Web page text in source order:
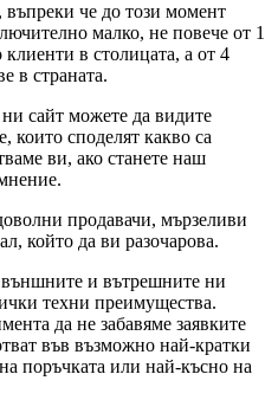
че до този момент
малко, не повече от 1
в столицата, а от 4
в страната.
сайт можете да видите
които споделят какво са
ви, ако станете наш
продавачи, мързеливи
който да ви разочарова.
и вътрешните ни
техни преимущества.
да не забавяме заявките
във възможно най-кратки
поръчката или най-късно на